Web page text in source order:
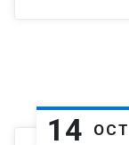
14 OCT